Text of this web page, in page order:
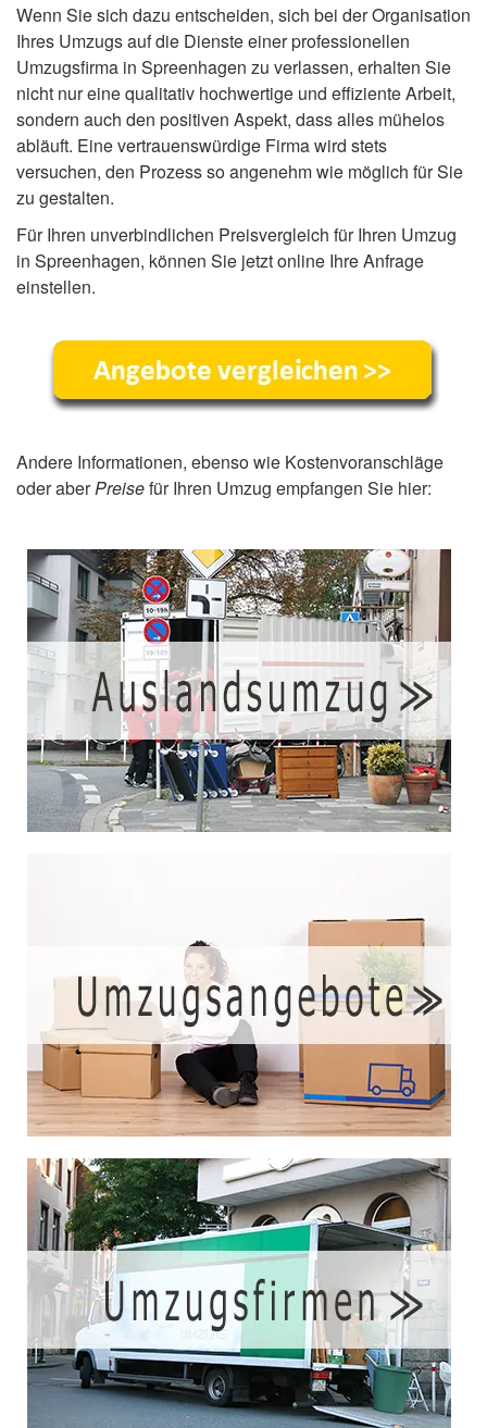
Wenn Sie sich dazu entscheiden, sich bei der Organisation
Ihres Umzugs auf die Dienste einer professionellen
Umzugsfirma in Spreenhagen zu verlassen, erhalten Sie
nicht nur eine qualitativ hochwertige und effiziente Arbeit,
sondern auch den positiven Aspekt, dass alles mühelos
abläuft. Eine vertrauenswürdige Firma wird stets
versuchen, den Prozess so angenehm wie möglich für Sie
zu gestalten.
Für Ihren unverbindlichen Preisvergleich für Ihren Umzug
in Spreenhagen, können Sie jetzt online Ihre Anfrage
einstellen.
Andere Informationen, ebenso wie Kostenvoranschläge
oder aberPreisefür Ihren Umzug empfangen Sie hier: